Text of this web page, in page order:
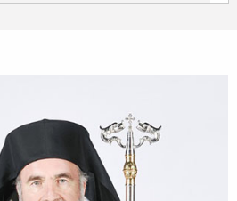
Sfântul Ierarh Emilian,
lui Hristos, a trăit
lui Leon Armeanul,
icoanelor, și fiind el episcop